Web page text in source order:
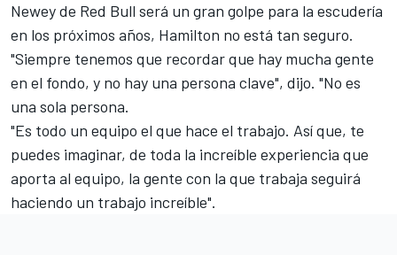
Newey de Red Bull será un gran golpe para la escudería
en los próximos años, Hamilton no está tan seguro.
"Siempre tenemos que recordar que hay mucha gente
en el fondo, y no hay una persona clave", dijo. "No es
una sola persona.
"Es todo un equipo el que hace el trabajo. Así que, te
puedes imaginar, de toda la increíble experiencia que
aporta al equipo, la gente con la que trabaja seguirá
haciendo un trabajo increíble".